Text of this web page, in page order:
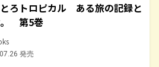
ろトロピカル ある旅の記録と
第5巻
発売